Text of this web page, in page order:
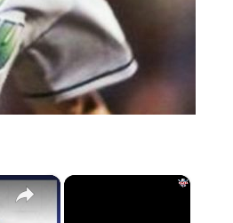
×
×